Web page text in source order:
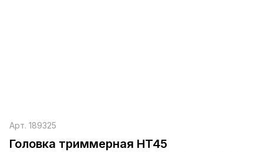
Арт. 189325
Головка триммерная HT45